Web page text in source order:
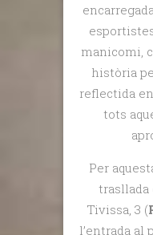
manicomi,
història
reflectida
tots
Per
trasllada
Tivissa, 3 (
l’entrada al